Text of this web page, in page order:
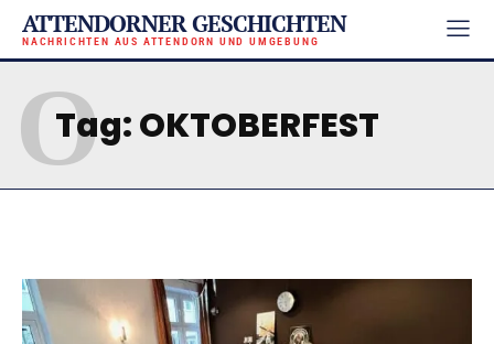
ATTENDORNER GESCHICHTEN
NACHRICHTEN AUS ATTENDORN UND UMGEBUNG
Tag:OKTOBERFEST
O